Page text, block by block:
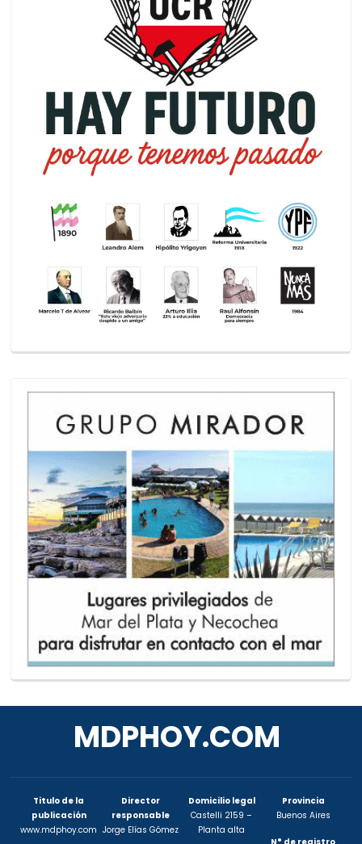
MDPHOY.COM
Titulo de la
publicación
www.mdphoy.com
Director
responsable
Jorge Elías Gómez
Domicilio legal
Castelli 2159 –
Planta alta
Provincia
Buenos Aires